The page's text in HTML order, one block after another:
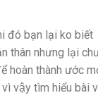
đó bạn lại ko biết
thân nhưng lại
hoàn thành ước
vậy tìm hiểu bài